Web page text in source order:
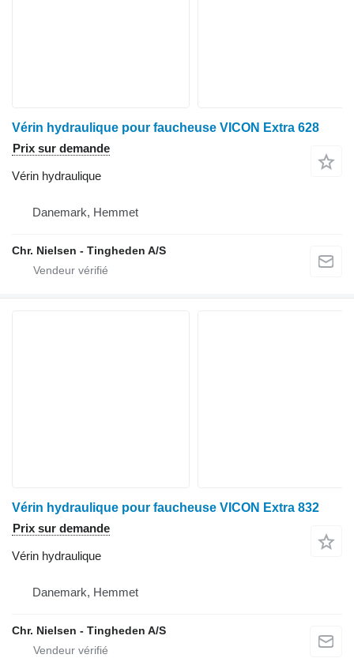
Vérin hydraulique pour faucheuse VICON Extra 628
Prix sur demande
Vérin hydraulique
Danemark, Hemmet
Chr. Nielsen - Tingheden A/S
Vérin hydraulique pour faucheuse VICON Extra 832
Prix sur demande
Vérin hydraulique
Danemark, Hemmet
Chr. Nielsen - Tingheden A/S